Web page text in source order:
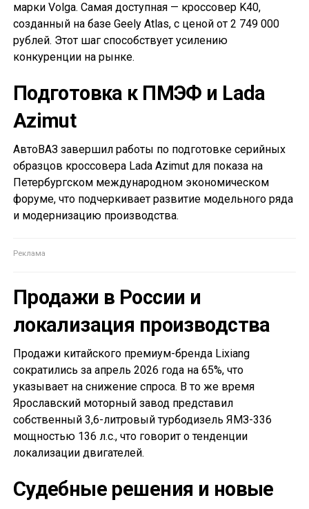
марки Volga. Самая доступная — кроссовер K40,
созданный на базе Geely Atlas, с ценой от 2 749 000
рублей. Этот шаг способствует усилению
конкуренции на рынке.
Подготовка к ПМЭФ и Lada
Azimut
АвтоВАЗ завершил работы по подготовке серийных
образцов кроссовера Lada Azimut для показа на
Петербургском международном экономическом
форуме, что подчеркивает развитие модельного ряда
и модернизацию производства.
Продажи в России и
локализация производства
Продажи китайского премиум-бренда Lixiang
сократились за апрель 2026 года на 65%, что
указывает на снижение спроса. В то же время
Ярославский моторный завод представил
собственный 3,6-литровый турбодизель ЯМЗ-336
мощностью 136 л.с., что говорит о тенденции
локализации двигателей.
Судебные решения и новые